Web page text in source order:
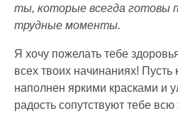
ты, которые всегда готовы
трудные моменты.
Я хочу пожелать тебе
всех твоих начинаниях!
наполнен яркими красками и
радость сопутствуют тебе всю